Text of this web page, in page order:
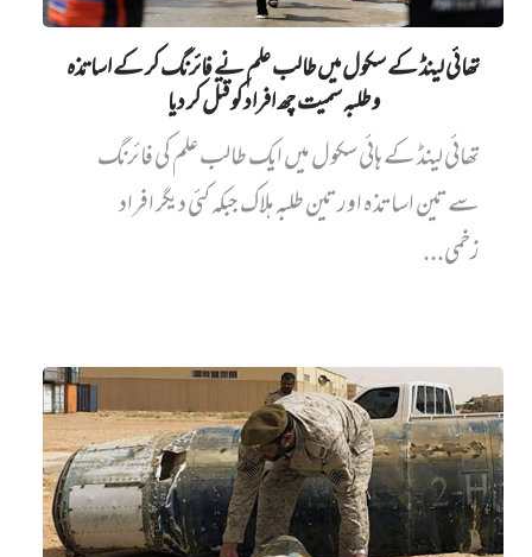
تھائی لینڈ کے سکول میں طالب علم نے فائرنگ کر کے اساتذہ
و طلبہ سمیت چھ افراد کو قتل کر دیا
تھائی لینڈ کے ہائی سکول میں ایک طالب علم کی فائرنگ
سے تین اساتذہ اور تین طلبہ ہلاک جبکہ کئی دیگر افراد
زخمی...